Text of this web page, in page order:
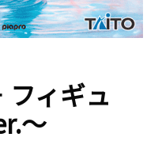
ィギュ
〜